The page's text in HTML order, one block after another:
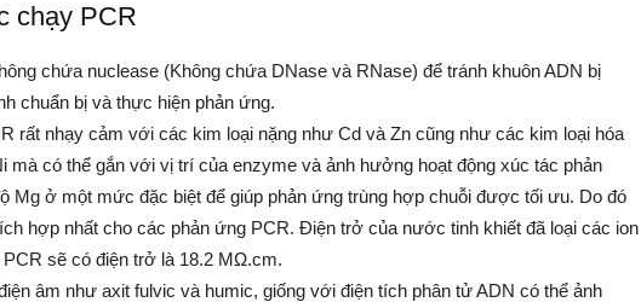
chạy PCR
chứa nuclease (Không chứa DNase và RNase) để tránh khuôn ADN bị
chuẩn bị và thực hiện phản ứng.
rất nhạy cảm với các kim loại nặng như Cd và Zn cũng như các kim loại hóa
mà có thể gắn với vị trí của enzyme và ảnh hưởng hoạt động xúc tác phản
Mg ở một mức đặc biệt để giúp phản ứng trùng hợp chuỗi được tối ưu. Do đó
hợp nhất cho các phản ứng PCR. Điện trở của nước tinh khiết đã loại các ion
sẽ có điện trở là 18.2 MΩ.cm.
âm như axit fulvic và humic, giống với điện tích phân tử ADN có thể ảnh